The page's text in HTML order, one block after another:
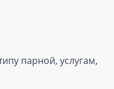
парной, услугам,